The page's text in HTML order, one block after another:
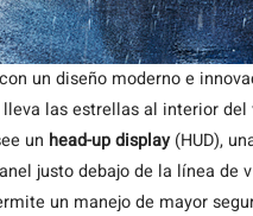
un diseño moderno e
las estrellas al interior
un head-up display(HUD),
justo debajo de la línea
un manejo de mayor